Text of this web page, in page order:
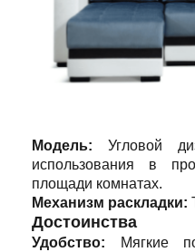
Модель: Угловой
использования в
площади комнатах.
Механизм раскладки:
Достоинства
Удобство: Мягкие